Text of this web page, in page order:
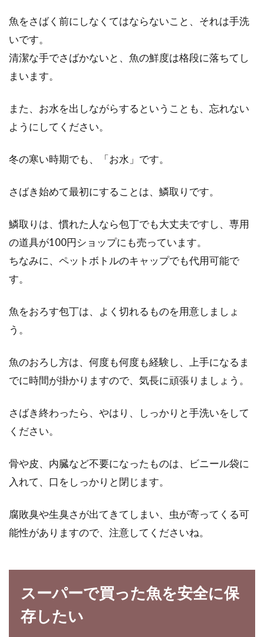
魚をさばく前にしなくてはならないこと、それは手洗
いです。
清潔な手でさばかないと、魚の鮮度は格段に落ちてし
まいます。
また、お水を出しながらするということも、忘れない
ようにしてください。
冬の寒い時期でも、「お水」です。
さばき始めて最初にすることは、鱗取りです。
鱗取りは、慣れた人なら包丁でも大丈夫ですし、専用
の道具が100円ショップにも売っています。
ちなみに、ペットボトルのキャップでも代用可能で
す。
魚をおろす包丁は、よく切れるものを用意しましょ
う。
魚のおろし方は、何度も何度も経験し、上手になるま
でに時間が掛かりますので、気長に頑張りましょう。
さばき終わったら、やはり、しっかりと手洗いをして
ください。
骨や皮、内臓など不要になったものは、ビニール袋に
入れて、口をしっかりと閉じます。
腐敗臭や生臭さが出てきてしまい、虫が寄ってくる可
能性がありますので、注意してくださいね。
スーパーで買った魚を安全に保
存したい